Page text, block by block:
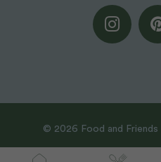
© 2026 Food and Friends